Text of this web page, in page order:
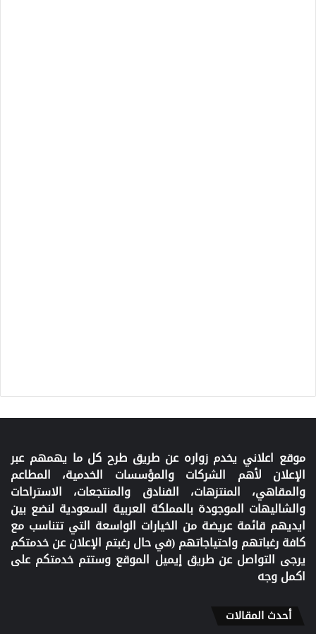
موقع اعلاني يخدم زواره عن طريق طرح كل ما يهمهم عبر
الإعلان لأهم الشركات والمؤسسات الخدمية، المطاعم
والمقاهي، المنتزهات، الفنادق والمنتجعات، الاستراحات
والشاليهات الموجودة بالمملكة العربية السعودية لنضع بين
ايديهم قائمة عريضة من الخيارات الواسعة التي تتناسب مع
كافة رغباتهم واحتياجاتهم (في حال رغبتم الإعلان عن خدمتكم
يرجى التواصل عن طريق إيميل الموقع وستتم خدمتكم على
اكمل وجه
أحدث المقالات